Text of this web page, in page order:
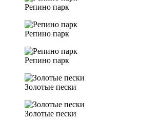
Репино парк
Репино парк
Репино парк
Золотые пески
Золотые пески